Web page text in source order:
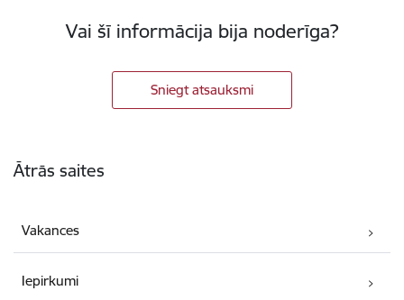
Vai šī informācija bija noderīga?
Sniegt atsauksmi
Ātrās saites
Vakances
Iepirkumi